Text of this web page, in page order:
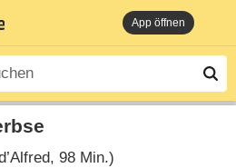
App öffnen
98 Min.)